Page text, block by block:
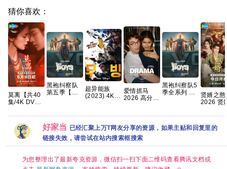
猜你喜欢：
莫离‎【共40
集/4K DV
无 三无千金
许配废物王
爷 夸克
黑袍纠察队
第五季【最
超异能族
(2023) 4K
剧【全20
集】
爱情抓马
2026 高分
黑袍纠察队5
季全系列 手
贤婿之憨
2026 贤
情 潘毅
容君 范
紫茵 已更最
好家当 已经汇聚上万T网友分享的资源，如果主贴和回复里的
链接失效，请尝试在站内搜索框搜索
为您整理出了最新夸克资源，微信扫一扫下面二维码查看腾讯文档或